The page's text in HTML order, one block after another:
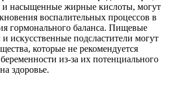
и насыщенные жирные кислоты, могут
воспалительных процессов в
гормонального баланса. Пищевые
искусственные подсластители могут
которые не рекомендуется
из-за их потенциального
здоровье.